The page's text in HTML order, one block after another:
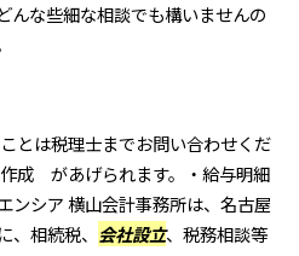
んな些細な相談でも構いませんの
とは税理士までお問い合わせくだ
成 があげられます。・給与明細
ンシア 横山会計事務所は、名古屋
相続税、 会社設立、税務相談等